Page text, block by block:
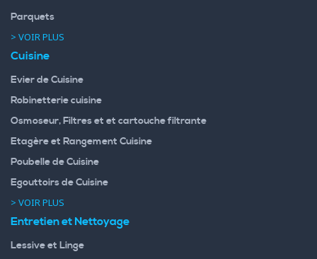
Parquets
> VOIR PLUS
Cuisine
Evier de Cuisine
Robinetterie cuisine
Osmoseur, Filtres et et cartouche filtrante
Etagère et Rangement Cuisine
Poubelle de Cuisine
Egouttoirs de Cuisine
> VOIR PLUS
Entretien et Nettoyage
Lessive et Linge